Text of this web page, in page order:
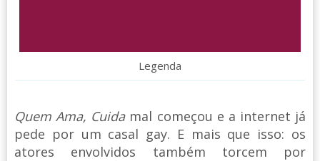
Legenda
Quem Ama, Cuidamal começou e a internet já
pede por um casal gay. E mais que isso: os
atores envolvidos também torcem por